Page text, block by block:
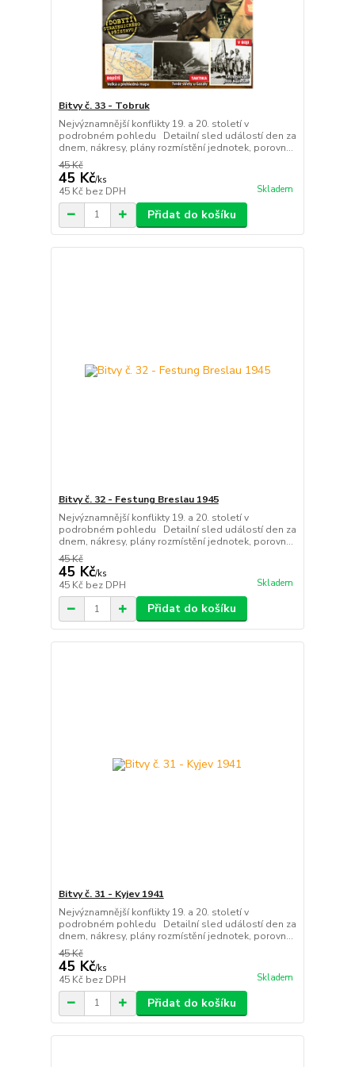
Bitvy č. 33 - Tobruk
Nejvýznamnější konflikty 19. a 20. století v
podrobném pohledu Detailní sled událostí den za
dnem, nákresy, plány rozmístění jednotek, porovn...
45 Kč
45 Kč/ks
45 Kč bez DPH Skladem
Přidat do košíku
Bitvy č. 32 - Festung Breslau 1945
Nejvýznamnější konflikty 19. a 20. století v
podrobném pohledu Detailní sled událostí den za
dnem, nákresy, plány rozmístění jednotek, porovn...
45 Kč
45 Kč/ks
45 Kč bez DPH Skladem
Přidat do košíku
Bitvy č. 31 - Kyjev 1941
Nejvýznamnější konflikty 19. a 20. století v
podrobném pohledu Detailní sled událostí den za
dnem, nákresy, plány rozmístění jednotek, porovn...
45 Kč
45 Kč/ks
45 Kč bez DPH Skladem
Přidat do košíku